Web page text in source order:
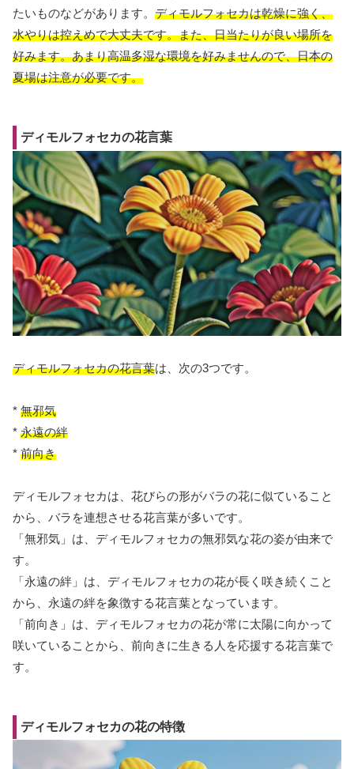
たいものなどがあります。 ディモルフォセカは乾燥に強く、
水やりは控えめで大丈夫です。また、日当たりが良い場所を
好みます。あまり高温多湿な環境を好みませんので、日本の
夏場は注意が必要です。
ディモルフォセカの花言葉
ディモルフォセカの花言葉は、次の3つです。
* 無邪気
* 永遠の絆
* 前向き
ディモルフォセカは、花びらの形がバラの花に似ていること
から、バラを連想させる花言葉が多いです。
「無邪気」は、ディモルフォセカの無邪気な花の姿が由来で
す。
「永遠の絆」は、ディモルフォセカの花が長く咲き続くこと
から、永遠の絆を象徴する花言葉となっています。
「前向き」は、ディモルフォセカの花が常に太陽に向かって
咲いていることから、前向きに生きる人を応援する花言葉で
す。
ディモルフォセカの花の特徴